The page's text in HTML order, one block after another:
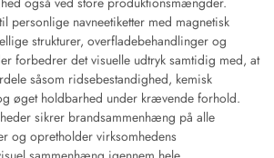
personlige navneetiketter med magnetisk
strukturer, overfladebehandlinger og
forbedrer det visuelle udtryk samtidig med, at
såsom ridsebestandighed, kemisk
øget holdbarhed under krævende forhold.
sikrer brandsammenhæng på alle
og opretholder virksomhedens